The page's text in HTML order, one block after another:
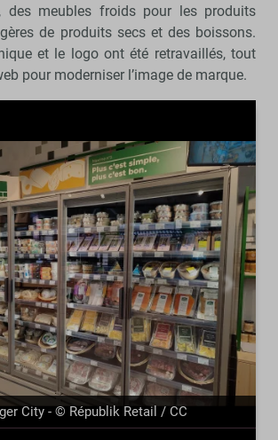
des meubles froids pour les produits
de produits secs et des boissons.
et le logo ont été retravaillés, tout
pour moderniser l’image de marque.
City - © Républik Retail / CC
suivant